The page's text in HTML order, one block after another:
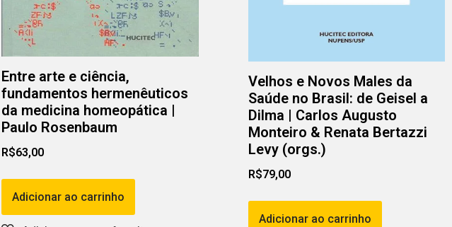
Entre arte e ciência,
fundamentos hermenêuticos
da medicina homeopática |
Paulo Rosenbaum
R$63,00
Adicionar ao carrinho
Velhos e Novos Males da
Saúde no Brasil: de Geisel a
Dilma | Carlos Augusto
Monteiro & Renata Bertazzi
Levy (orgs.)
R$79,00
Adicionar ao carrinho